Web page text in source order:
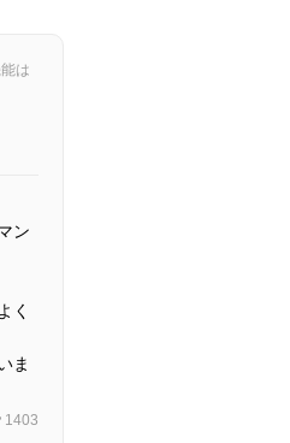
は
ン
く
ま
1403